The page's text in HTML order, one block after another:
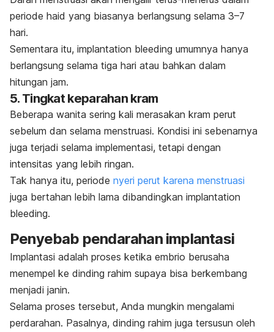
periode haid yang biasanya berlangsung selama 3–7
hari.
Sementara itu, implantation bleeding umumnya hanya
berlangsung selama tiga hari atau bahkan dalam
hitungan jam.
5. Tingkat keparahan kram
Beberapa wanita sering kali merasakan kram perut
sebelum dan selama menstruasi. Kondisi ini sebenarnya
juga terjadi selama implementasi, tetapi dengan
intensitas yang lebih ringan.
Tak hanya itu, periode nyeri perut karena menstruasi
juga bertahan lebih lama dibandingkan implantation
bleeding.
Penyebab pendarahan implantasi
Implantasi adalah proses ketika embrio berusaha
menempel ke dinding rahim supaya bisa berkembang
menjadi janin.
Selama proses tersebut, Anda mungkin mengalami
perdarahan. Pasalnya, dinding rahim juga tersusun oleh